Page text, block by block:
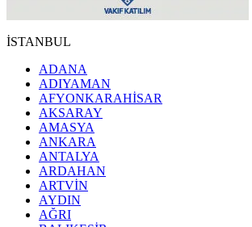
İSTANBUL
ADANA
ADIYAMAN
AFYONKARAHİSAR
AKSARAY
AMASYA
ANKARA
ANTALYA
ARDAHAN
ARTVİN
AYDIN
AĞRI